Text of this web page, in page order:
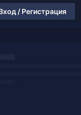
/ Регистрация